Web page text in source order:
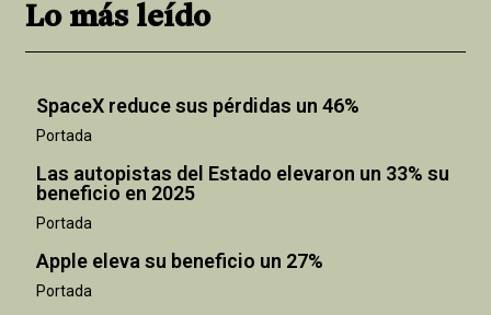
Lo más leído
SpaceX reduce sus pérdidas un 46%
Portada
Las autopistas del Estado elevaron un 33% su
beneficio en 2025
Portada
Apple eleva su beneficio un 27%
Portada